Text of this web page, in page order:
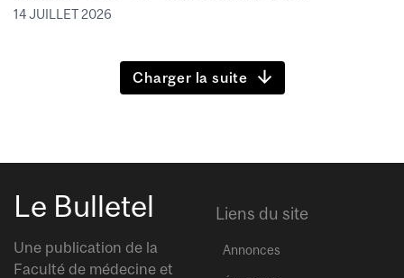
14 JUILLET 2026
Charger la suite
Le Bulletel
Une publication de la
Faculté de médecine et
Liens du site
Annonces